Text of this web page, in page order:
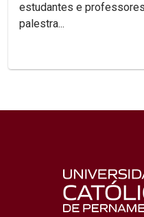
estudantes e
palestra...